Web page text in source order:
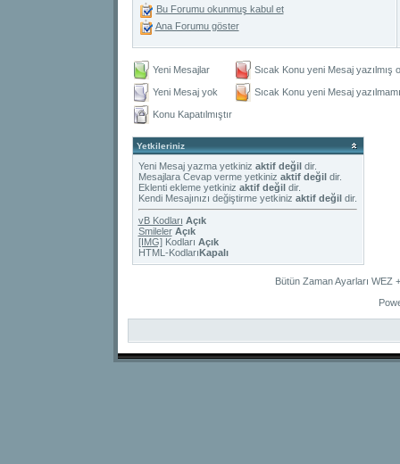
Bu Forumu okunmuş kabul et
Ana Forumu göster
Yeni Mesajlar Sıcak Konu yeni Mesaj yazılmış
Yeni Mesaj yok Sıcak Konu yeni Mesaj
Konu Kapatılmıştır
Yetkileriniz
Yeni Mesaj yazma yetkiniz aktif değildir.
Mesajlara Cevap verme yetkiniz aktif değildir.
Eklenti ekleme yetkiniz aktif değildir.
Kendi Mesajınızı değiştirme yetkiniz aktif değildir.
vB Kodları Açık
Smileler Açık
[IMG]Kodları Açık
HTML-KodlarıKapalı
Bütün Zaman Ayarları WEZ